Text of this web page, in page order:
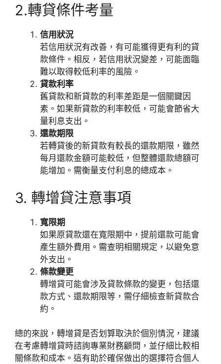
2.轉貸條件考量
信用狀況
若信用狀況有改善，有可能獲得更有利的貸
款條件。相反，若信用狀況變差，可能面臨
難以取得較低利率的風險。
貸款利率
舊貸款和新貸款的利率差距是一個關鍵因
素。如果新貸款的利率較低，可能會節省大
量利息支出。
還款期限
若轉貸後的新貸款有較長的還款期限，雖然
每月還款金額可能較低，但整體還款總額可
能增加。需衡量支付利息的總成本。
3. 轉增貸注意事項
寬限期
如果原貸款還在寬限期中，提前還款可能會
產生額外費用。需查明相關規定，以避免意
外支出。
條款變更
轉增貸可能會涉及貸款條款的變更，包括還
款方式、還款期限等，需仔細檢查新貸款合
約。
總的來說，轉增貸是否划算取決於個別情況，建議
在考慮轉增貸時諮詢專業財務顧問，並仔細比較相
關條款和成本。這有助於確保做出的選擇符合個人